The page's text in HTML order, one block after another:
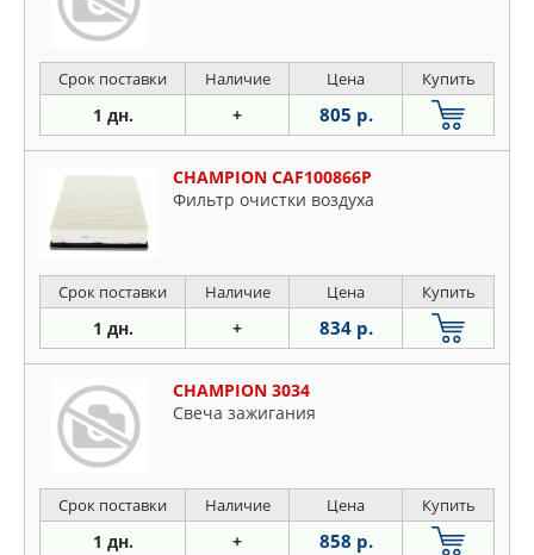
Срок поставки Наличие Цена Купить
1 дн. + 805 р.
CHAMPION CAF100866P
Фильтр очистки воздуха
Срок поставки Наличие Цена Купить
1 дн. + 834 р.
CHAMPION 3034
Свеча зажигания
Срок поставки Наличие Цена Купить
1 дн. + 858 р.